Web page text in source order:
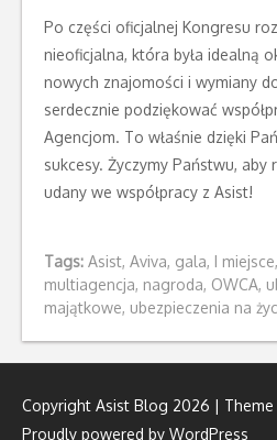
Po części oficjalnej Kongresu
nieoficjalna, która była idealną
nowych znajomości i wymiany
serdecznie podziękować
Agencjom. To właśnie dzięki
sukcesy. Życzymy Państwu, aby
udany we współpracy z Asist!
Tags: Asist, Aviva, gala, I miejsce,
multiagencja, nagroda, OWCA,
majątkowe, ubezpieczenia na
Copyright Asist Blog 2026 | Theme
Proudly powered by WordPress